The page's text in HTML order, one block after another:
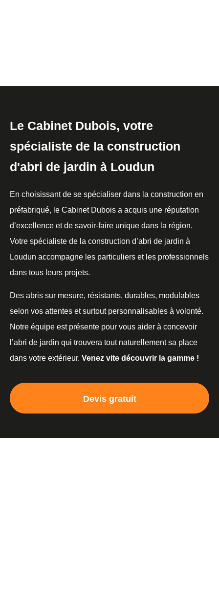
Le Cabinet Dubois, votre
spécialiste de la construction
d'abri de jardin à Loudun
En choisissant de se spécialiser dans la construction en
préfabriqué, le Cabinet Dubois a acquis une réputation
d’excellence et de savoir-faire unique dans la région.
Votre spécialiste de la construction d’abri de jardin à
Loudun accompagne les particuliers et les professionnels
dans tous leurs projets.
Des abris sur mesure, résistants, durables, modulables
selon vos attentes et surtout personnalisables à volonté.
Notre équipe est présente pour vous aider à concevoir
l’abri de jardin qui trouvera tout naturellement sa place
dans votre extérieur. Venez vite découvrir la gamme !
Devis gratuit